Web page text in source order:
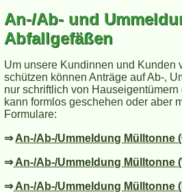
An-/Ab- und
Abfallgefäßen
Um unsere Kundinnen und Kunden
schützen können Anträge auf Ab-,
nur schriftlich von
kann formlos geschehen oder aber
Formulare:
⇒An-/Ab-/Ummeldung Mülltonne
⇒An-/Ab-/Ummeldung Mülltonne
⇒An-/Ab-/Ummeldung Mülltonne